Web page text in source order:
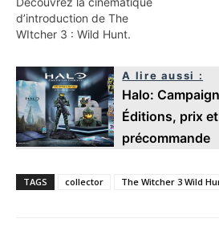
d’introduction de The
WItcher 3 : Wild Hunt.
A lire aussi :
Halo:
Éditions, prix
précommande
TAGS collector The Witcher 3 Wild